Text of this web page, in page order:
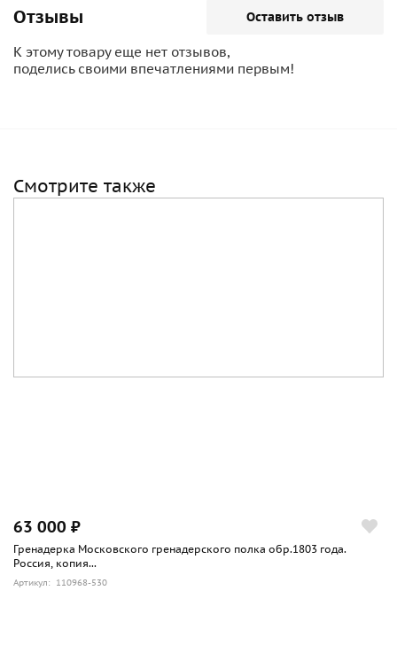
Отзывы Оставить отзыв
К этому товару еще нет отзывов,
поделись своими впечатлениями первым!
Смотрите также
63 000 ₽
Гренадерка Московского гренадерского полка обр.1803 года.
Россия, копия...
Артикул: 110968-530